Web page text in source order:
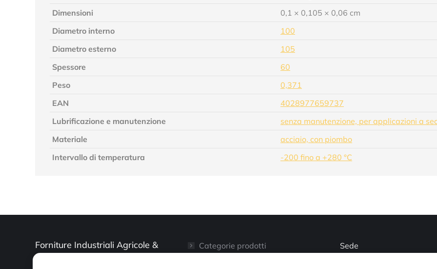
Dimensioni
0,1 × 0,105 × 0,06 cm
Diametro interno
100
Diametro esterno
105
Spessore
60
Peso
0,371
EAN
4028977659737
Lubrificazione e manutenzione
senza manutenzione, per applicazioni a
Materiale
acciaio, con piombo
Intervallo di temperatura
-200 fino a +280 °C
Forniture Industriali Agricole &
Artigianali
Categorie prodotti
Sede